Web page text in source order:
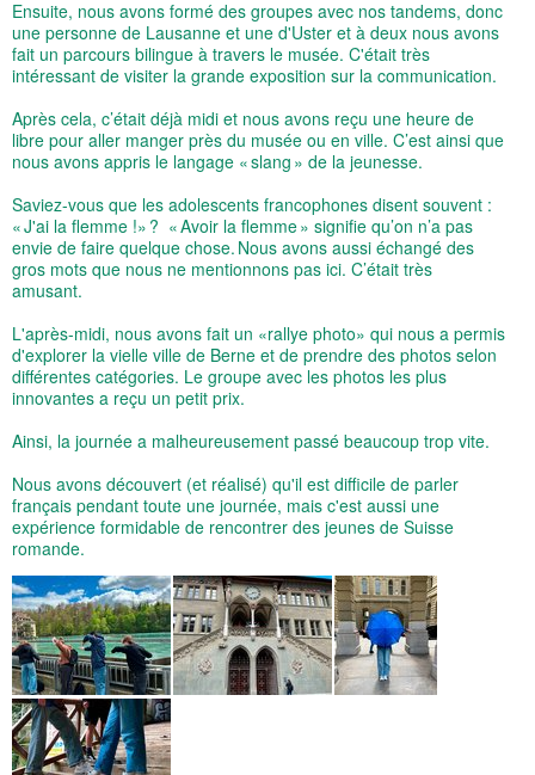
Ensuite, nous avons formé des groupes avec nos tandems, donc
une personne de Lausanne et une d'Uster et à deux nous avons
fait un parcours bilingue à travers le musée. C'était très
intéressant de visiter la grande exposition sur la communication.
Après cela, c’était déjà midi et nous avons reçu une heure de
libre pour aller manger près du musée ou en ville. C’est ainsi que
nous avons appris le langage « slang » de la jeunesse.
Saviez-vous que les adolescents francophones disent souvent :
« J'ai la flemme !» ? « Avoir la flemme » signifie qu’on n’a pas
envie de faire quelque chose. Nous avons aussi échangé des
gros mots que nous ne mentionnons pas ici. C’était très
amusant.
L'après-midi, nous avons fait un «rallye photo» qui nous a permis
d'explorer la vielle ville de Berne et de prendre des photos selon
différentes catégories. Le groupe avec les photos les plus
innovantes a reçu un petit prix.
Ainsi, la journée a malheureusement passé beaucoup trop vite.
Nous avons découvert (et réalisé) qu'il est difficile de parler
français pendant toute une journée, mais c'est aussi une
expérience formidable de rencontrer des jeunes de Suisse
romande.